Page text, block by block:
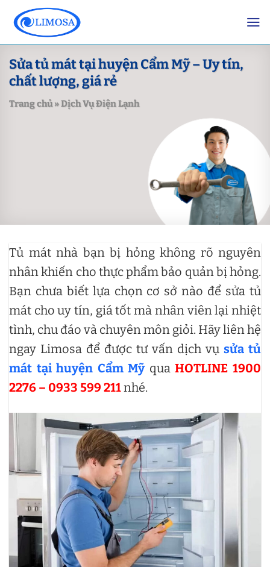
content
Sửa tủ mát tại huyện Cẩm Mỹ – Uy tín,
chất lượng, giá rẻ
Trang chủ»Dịch Vụ Điện Lạnh
Tủ mát nhà bạn bị hỏng không rõ nguyên
nhân khiến cho thực phẩm bảo quản bị hỏng.
Bạn chưa biết lựa chọn cơ sở nào để sửa tủ
mát cho uy tín, giá tốt mà nhân viên lại nhiệt
tình, chu đáo và chuyên môn giỏi. Hãy liên hệ
ngay Limosa để được tư vấn dịch vụ sửa tủ
mát tại huyện Cẩm MỹquaHOTLINE 1900
2276 – 0933 599 211nhé.